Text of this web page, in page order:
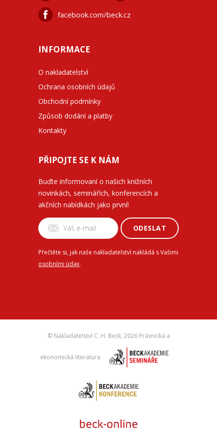
facebook.com/beck.cz
INFORMACE
O nakladatelství
Ochrana osobních údajů
Obchodní podmínky
Způsob dodání a platby
Kontakty
PŘIPOJTE SE K NÁM
Buďte informovaní o našich knižních
novinkách, seminářích, konferencích a
akčních nabídkách jako první!
ODESLAT
Přečtěte si, jak naše nakladatelství nakládá s Vašimi
osobními údaji.
© Nakladatelství C. H. Beck, 2026 Právnická a
ekonomická literatura